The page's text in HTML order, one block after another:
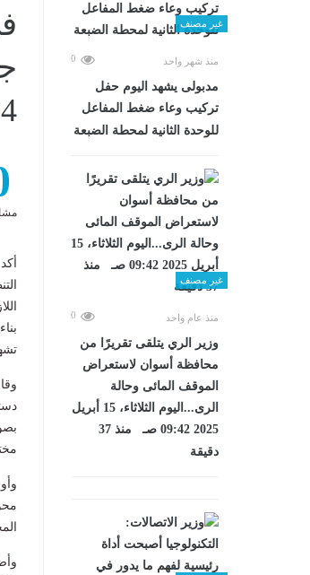
غير مصنف
منذ شهر واحد 0
مدبولى يشهد اليوم حفل
تركيب وعاء ضغط المفاعل
للوحدة الثانية لمحطة الضبعة
غير مصنف
منذ عام واحد 0
وزير الري يتلقى تقريرًا من
محافظة أسوان لاستعراض
الموقف المائى وحالة
الرى...اليوم الثلاثاء، 15 أبريل
2025 09:42 صـ منذ 37
دقيقة